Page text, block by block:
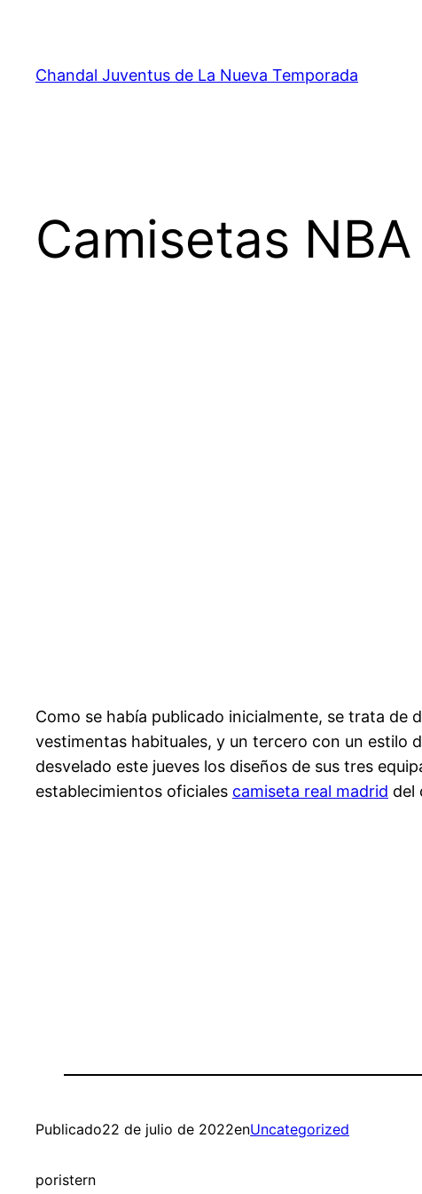
contenido
Chandal Juventus de La Nueva Temporada
Camisetas
Como se había publicado inicialmente, se trata de
vestimentas habituales, y un tercero con un estilo
desvelado este jueves los diseños de sus tres
establecimientos oficiales camiseta real madrid del
Publicado22 de julio de 2022enUncategorized
poristern